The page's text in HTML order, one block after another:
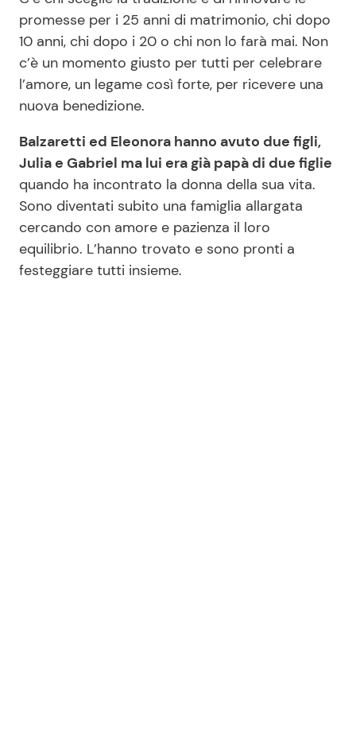
promesse per i 25 anni di matrimonio, chi dopo
10 anni, chi dopo i 20 o chi non lo farà mai. Non
c’è un momento giusto per tutti per celebrare
l’amore, un legame così forte, per ricevere una
nuova benedizione.
Balzaretti ed Eleonora hanno avuto due figli,
Julia e Gabriel ma lui era già papà di due figlie
quando ha incontrato la donna della sua vita.
Sono diventati subito una famiglia allargata
cercando con amore e pazienza il loro
equilibrio. L’hanno trovato e sono pronti a
festeggiare tutti insieme.